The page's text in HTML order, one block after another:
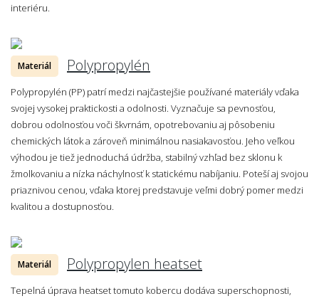
interiéru.
Materiál Polypropylén
Polypropylén (PP) patrí medzi najčastejšie používané materiály vďaka
svojej vysokej praktickosti a odolnosti. Vyznačuje sa pevnosťou,
dobrou odolnosťou voči škvrnám, opotrebovaniu aj pôsobeniu
chemických látok a zároveň minimálnou nasiakavosťou. Jeho veľkou
výhodou je tiež jednoduchá údržba, stabilný vzhľad bez sklonu k
žmolkovaniu a nízka náchylnosť k statickému nabíjaniu. Poteší aj svojou
priaznivou cenou, vďaka ktorej predstavuje veľmi dobrý pomer medzi
kvalitou a dostupnosťou.
Materiál Polypropylen heatset
Tepelná úprava heatset tomuto kobercu dodáva superschopnosti,